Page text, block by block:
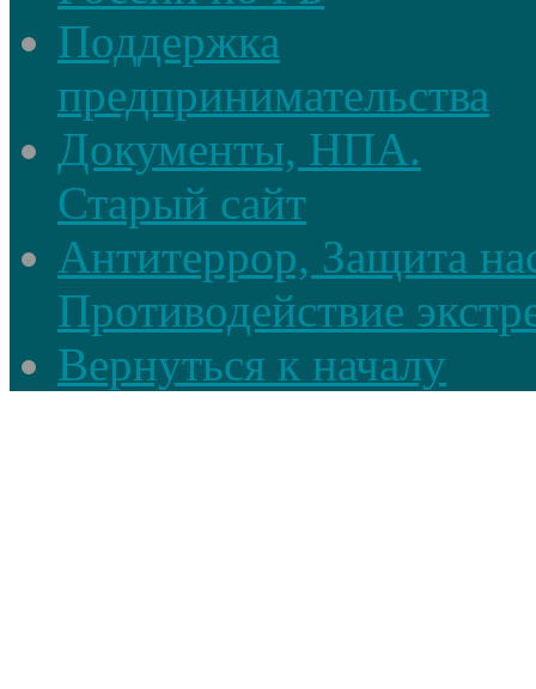
Поддержка
предпринимательства
Документы, НПА.
Старый сайт
Антитеррор, Защита
Противодействие
Вернуться к началу